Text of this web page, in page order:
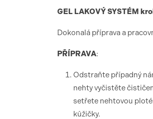
GEL LAKOVÝ SYSTÉM
Dokonalá příprava a
PŘÍPRAVA:
Odstraňte případný
nehty vyčistěte
setřete nehtovou
kůžičky.